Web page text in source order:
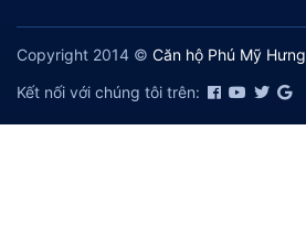
Copyright 2014 © Căn hộ Phú Mỹ Hưng
Kết nối với chúng tôi trên: